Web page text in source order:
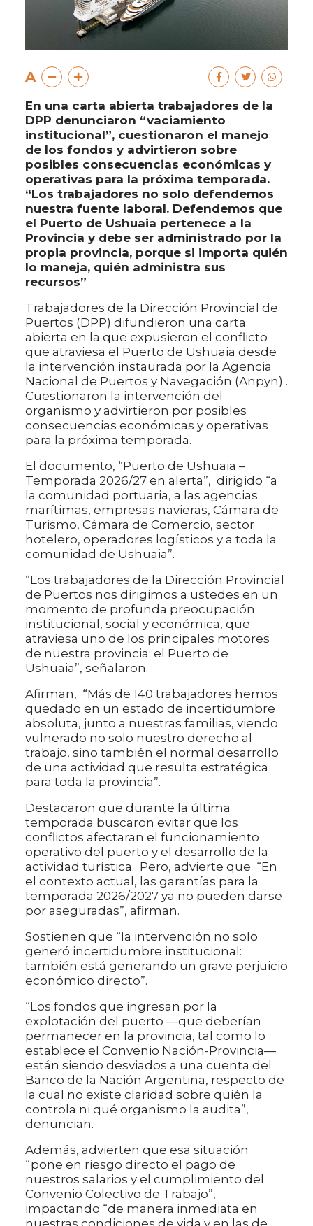
A
En una carta abierta trabajadores de la
DPP denunciaron “vaciamiento
institucional”, cuestionaron el manejo
de los fondos y advirtieron sobre
posibles consecuencias económicas y
operativas para la próxima temporada.
“Los trabajadores no solo defendemos
nuestra fuente laboral. Defendemos que
el Puerto de Ushuaia pertenece a la
Provincia y debe ser administrado por la
propia provincia, porque si importa quién
lo maneja, quién administra sus
recursos”
Trabajadores de la Dirección Provincial de
Puertos (DPP) difundieron una carta
abierta en la que expusieron el conflicto
que atraviesa el Puerto de Ushuaia desde
la intervención instaurada por la Agencia
Nacional de Puertos y Navegación (Anpyn) .
Cuestionaron la intervención del
organismo y advirtieron por posibles
consecuencias económicas y operativas
para la próxima temporada.
El documento, “Puerto de Ushuaia –
Temporada 2026/27 en alerta”, dirigido “a
la comunidad portuaria, a las agencias
marítimas, empresas navieras, Cámara de
Turismo, Cámara de Comercio, sector
hotelero, operadores logísticos y a toda la
comunidad de Ushuaia”.
“Los trabajadores de la Dirección Provincial
de Puertos nos dirigimos a ustedes en un
momento de profunda preocupación
institucional, social y económica, que
atraviesa uno de los principales motores
de nuestra provincia: el Puerto de
Ushuaia”, señalaron.
Afirman, “Más de 140 trabajadores hemos
quedado en un estado de incertidumbre
absoluta, junto a nuestras familias, viendo
vulnerado no solo nuestro derecho al
trabajo, sino también el normal desarrollo
de una actividad que resulta estratégica
para toda la provincia”.
Destacaron que durante la última
temporada buscaron evitar que los
conflictos afectaran el funcionamiento
operativo del puerto y el desarrollo de la
actividad turística. Pero, advierte que “En
el contexto actual, las garantías para la
temporada 2026/2027 ya no pueden darse
por aseguradas”, afirman.
Sostienen que “la intervención no solo
generó incertidumbre institucional:
también está generando un grave perjuicio
económico directo”.
“Los fondos que ingresan por la
explotación del puerto —que deberían
permanecer en la provincia, tal como lo
establece el Convenio Nación-Provincia—
están siendo desviados a una cuenta del
Banco de la Nación Argentina, respecto de
la cual no existe claridad sobre quién la
controla ni qué organismo la audita”,
denuncian.
Además, advierten que esa situación
“pone en riesgo directo el pago de
nuestros salarios y el cumplimiento del
Convenio Colectivo de Trabajo”,
impactando “de manera inmediata en
nuestras condiciones de vida y en las de